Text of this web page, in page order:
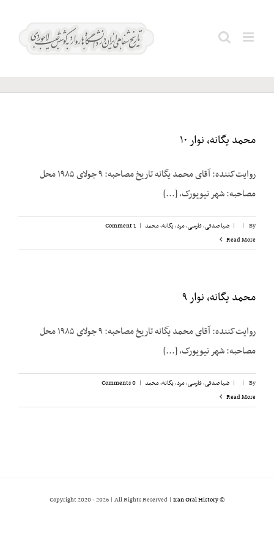
مفرح؛
محمد یگانه، نوار ۱۰
روایت‌کننده: آقای محمد یگانه تاریخ مصاحبه: ۹ جولای ۱۹۸۵ محل
مصاحبه: شهر نیویورک، [...]
By
|
| ضیا صدقی,فارسی,مرد,یگانه، محمد |
1 Comment
Read More
محمد یگانه، نوار ۹
روایت‌کننده: آقای محمد یگانه تاریخ مصاحبه: ۹ جولای ۱۹۸۵ محل
مصاحبه: شهر نیویورک، [...]
By
|
| ضیا صدقی,فارسی,مرد,یگانه، محمد |
0 Comments
Read More
© Copyright 2020 -
2026 | All Rights Reserved | Iran Oral History